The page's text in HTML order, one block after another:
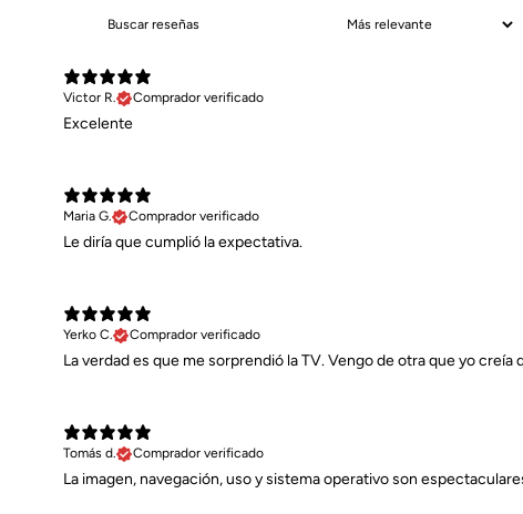
Victor R.
Comprador verificado
Excelente
Maria G.
Comprador verificado
Le diría que cumplió la expectativa.
Yerko C.
Comprador verificado
La verdad es que me sorprendió la TV. Vengo de otra que yo
Tomás d.
Comprador verificado
La imagen, navegación, uso y sistema operativo son